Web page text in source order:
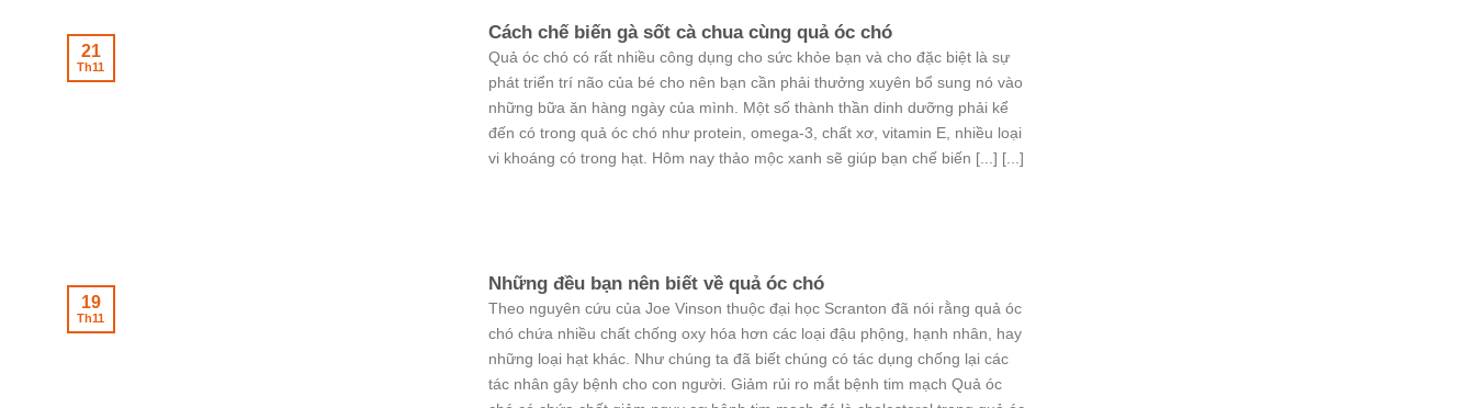
Cách chế biến gà sốt cà chua cùng quả óc chó
Quả óc chó có rất nhiều công dụng cho sức khỏe bạn và cho đặc biệt là sự
phát triển trí não của bé cho nên bạn cần phải thưởng xuyên bổ sung nó vào
những bữa ăn hàng ngày của mình. Một số thành thần dinh dưỡng phải kể
đến có trong quả óc chó như protein, omega-3, chất xơ, vitamin E, nhiều loại
vi khoáng có trong hạt. Hôm nay thảo mộc xanh sẽ giúp bạn chế biến [...] [...]
21
Th11
Những đều bạn nên biết về quả óc chó
Theo nguyên cứu của Joe Vinson thuộc đại học Scranton đã nói rằng quả óc
chó chứa nhiều chất chống oxy hóa hơn các loại đậu phộng, hạnh nhân, hay
những loại hạt khác. Như chúng ta đã biết chúng có tác dụng chống lại các
tác nhân gây bệnh cho con người. Giảm rủi ro mắt bệnh tim mạch Quả óc
19
Th11